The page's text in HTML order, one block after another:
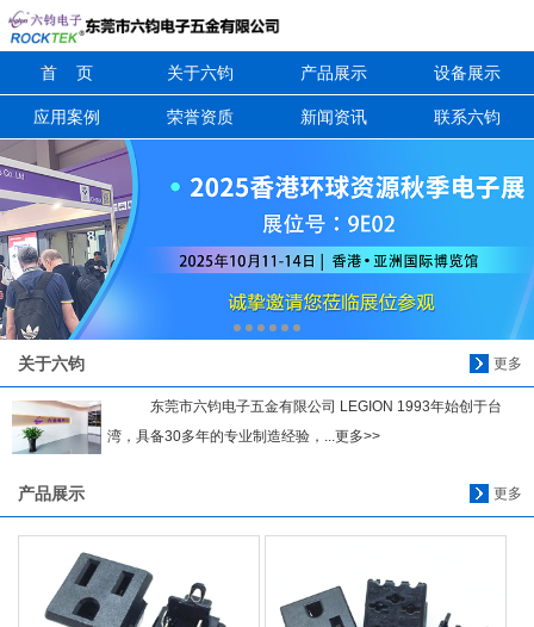
首 页 关于六钧 产品展示 设备展示
应用案例 荣誉资质 新闻资讯 联系六钧
更多
关于六钧
东莞市六钧电子五金有限公司 LEGION 1993年始创于台
湾，具备30多年的专业制造经验，...更多>>
更多
产品展示
信息搜索
搜索